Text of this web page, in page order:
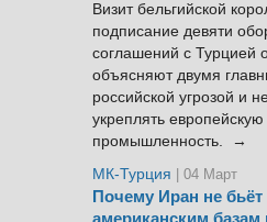
Визит бельгийской
подписание девяти
соглашений с Турцией
объясняют двумя
российской угрозой и
укреплять
промышленность. →
МК-Турция
| 04 Март
Почему Иран не бьёт